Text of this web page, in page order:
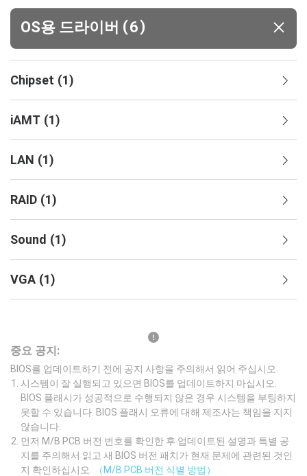
OS용 드라이버 (6)
Chipset (1)
iAMT (1)
LAN (1)
RAID (1)
Sound (1)
VGA (1)
중요 공지:
BIOS를 업데이트하기 전에 공지 사항을 주의해서 읽어 주십시오.
시스템이 잘 실행되고 있으면 BIOS를 업데이트하지 마십시오.
BIOS 플래시가 성공적으로 수행되지 않은 경우 시스템을 부팅하지
못할 수 있습니다. BIOS 플래시 오류에 대해 제조사는 책임을 지지
않습니다.
먼저 M/B PCB 버전 번호를 확인한 후 업데이트된 설명과 특별 공
지를 주의해서 읽고 새 BIOS 버전 패치가 현재 문제에 관련된 것인
지 확인하십시오.
（M/B PCB 버전 식별 방법）